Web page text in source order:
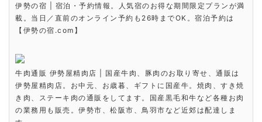
伊勢の宿 | 宿泊・予約情報。人気宿のお得な期間限定プランが満
載。当日／直前のオンライン予約も26時までOK。宿泊予約は
【伊勢の宿.com】
牛肉通販 伊勢屋精肉店 | 国産牛肉、豚肉のお取り寄せ、通販は
伊勢屋精肉店。お中元、お歳暮、ギフトに国産牛。焼肉、すき焼
き肉、ステーキ肉の通販をしてます。国産黒毛和牛など各種お肉
の業務用も販売。伊勢市、松阪市、鳥羽市など近郊は配達しま